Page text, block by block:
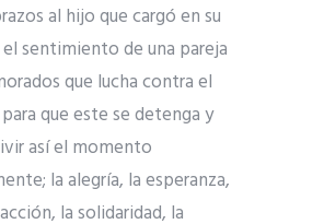
al hijo que cargó en su
sentimiento de una pareja
que lucha contra el
que este se detenga y
así el momento
la alegría, la esperanza,
la solidaridad, la